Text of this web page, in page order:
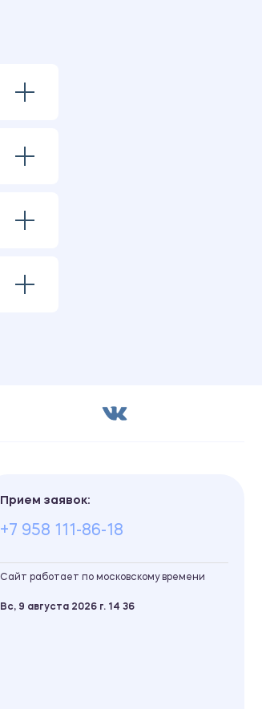
Прием заявок:
+7 958 111-86-18
Сайт работает по московскому времени
Вс, 9 августа 2026 г. 14 36